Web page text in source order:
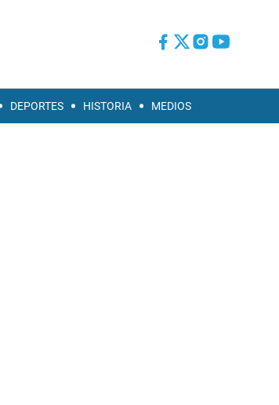
DEPORTES HISTORIA MEDIOS